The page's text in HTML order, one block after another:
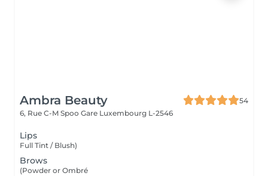
Ambra Beauty
54
6, Rue C-M Spoo Gare Luxembourg L-2546
Lips
Full Tint / Blush)
Brows
(Powder or Ombré